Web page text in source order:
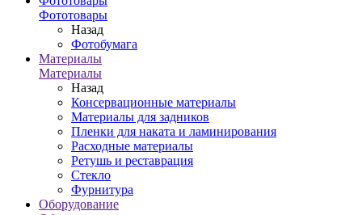
Фототовары
Назад
Фотобумага
Материалы
Материалы
Назад
Консервационные материалы
Материалы для задников
Пленки для наката и ламинирования
Расходные материалы
Ретушь и реставрация
Стекло
Фурнитура
Оборудование